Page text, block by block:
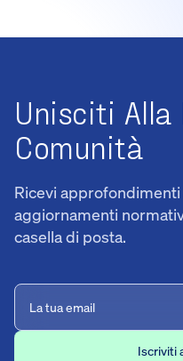
Unisciti Alla
Comunità
Ricevi
aggiornamenti
casella di posta.